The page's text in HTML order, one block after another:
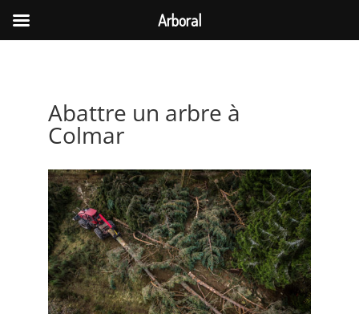
Abattre un arbre à
Colmar
Arboral